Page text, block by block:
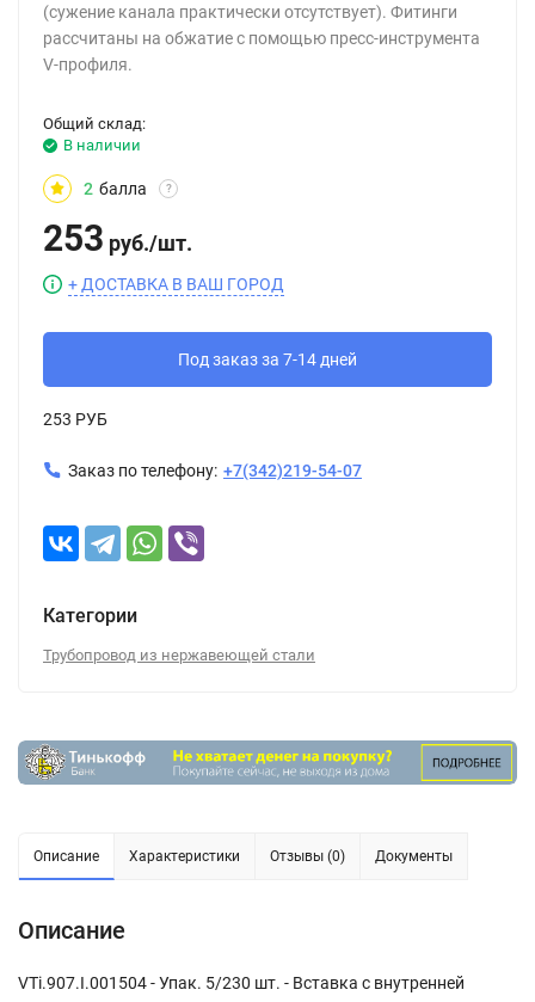
(сужение канала практически отсутствует). Фитинги
рассчитаны на обжатие с помощью пресс-инструмента
V-профиля.
Общий склад:
В наличии
2 балла ?
253 руб./шт.
+ ДОСТАВКА В ВАШ ГОРОД
Под заказ за 7-14 дней
253 РУБ
Заказ по телефону: +7(342)219-54-07
Категории
Трубопровод из нержавеющей стали
Описание Характеристики Отзывы (0) Документы
Описание
VTi.907.I.001504 - Упак. 5/230 шт. - Вставка с внутренней